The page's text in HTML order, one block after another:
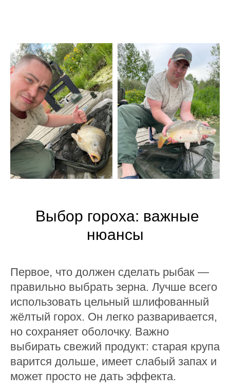
Выбор гороха: важные
нюансы
Первое, что должен сделать рыбак —
правильно выбрать зерна. Лучше всего
использовать цельный шлифованный
жёлтый горох. Он легко разваривается,
но сохраняет оболочку. Важно
выбирать свежий продукт: старая крупа
варится дольше, имеет слабый запах и
может просто не дать эффекта.